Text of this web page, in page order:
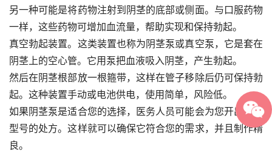
另一种可能是将药物注射到阴茎的底部或侧面。与口服药物
一样，这些药物可增加血流量，帮助实现和保持勃起。
真空勃起装置。这类装置也称为阴茎泵或真空泵，它是套在
阴茎上的空心管。它用泵把血液吸入阴茎，产生勃起。
然后在阴茎根部放一根箍带，这样在管子移除后仍可保持勃
起。这种装置手动或电池供电，使用简单，风险低。
如果阴茎泵是适合您的选择，医务人员可能会为您开出某个
型号的处方。这样就可以确保它符合您的需求，并且制作精
良。